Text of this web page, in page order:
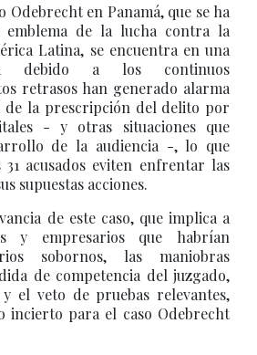
Odebrecht en Panamá, que se ha
de la lucha contra la
Latina, se encuentra en una
debido a los continuos
retrasos han generado alarma
de la prescripción del delito por
- y otras situaciones que
de la audiencia -, lo que
acusados eviten enfrentar las
supuestas acciones.
de este caso, que implica a
y empresarios que habrían
sobornos, las maniobras
de competencia del juzgado,
el veto de pruebas relevantes,
incierto para el caso Odebrecht